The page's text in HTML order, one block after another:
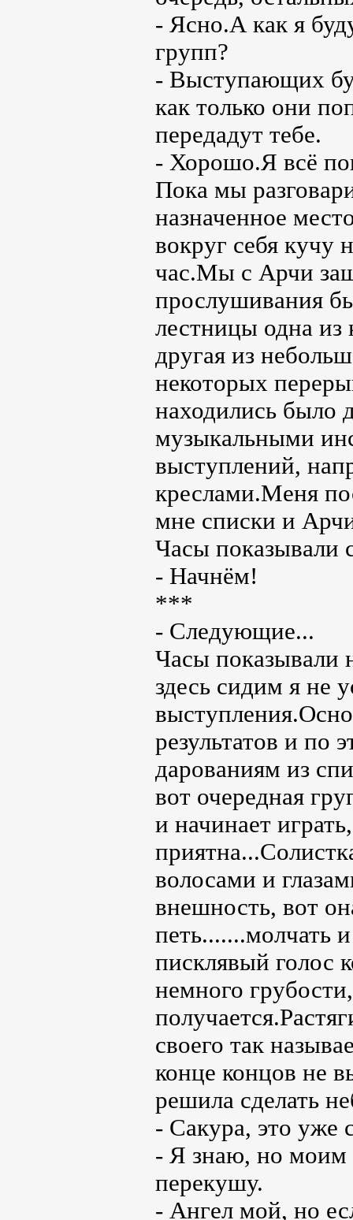
- Ясно.А как я
групп?
- Выступающих
как только они
передадут тебе.
- Хорошо.Я всё
Пока мы
назначенное
вокруг себя кучу
час.Мы с Арчи
прослушивания
лестницы одна из
другая из
некоторых
находились было
музыкальными
выступлений,
креслами.Меня
мне списки и
Часы показывали
- Начнём!
***
- Следующие...
Часы показывали
здесь сидим я не
результатов и по
дарованиям из
вот очередная
и начинает
волосами и
внешность, вот
петь.......молчать
писклявый голос
немного
своего так
конце концов не
решила сделать
- Сакура, это уже
- Я знаю, но моим
перекушу.
- Ангел мой, но